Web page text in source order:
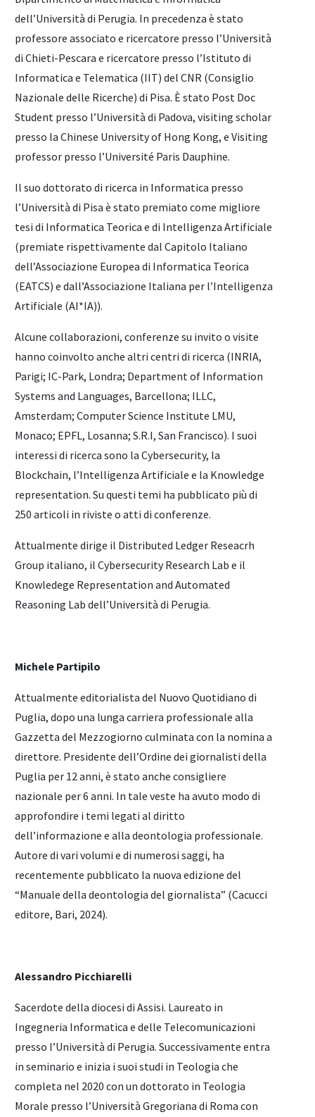
dell’Università di Perugia. In precedenza è stato
professore associato e ricercatore presso l’Università
di Chieti-Pescara e ricercatore presso l’Istituto di
Informatica e Telematica (IIT) del CNR (Consiglio
Nazionale delle Ricerche) di Pisa. È stato Post Doc
Student presso l’Università di Padova, visiting scholar
presso la Chinese University of Hong Kong, e Visiting
professor presso l’Université Paris Dauphine.
Il suo dottorato di ricerca in Informatica presso
l’Università di Pisa è stato premiato come migliore
tesi di Informatica Teorica e di Intelligenza Artificiale
(premiate rispettivamente dal Capitolo Italiano
dell’Associazione Europea di Informatica Teorica
(EATCS) e dall’Associazione Italiana per l’Intelligenza
Artificiale (AI*IA)).
Alcune collaborazioni, conferenze su invito o visite
hanno coinvolto anche altri centri di ricerca (INRIA,
Parigi; IC-Park, Londra; Department of Information
Systems and Languages, Barcellona; ILLC,
Amsterdam; Computer Science Institute LMU,
Monaco; EPFL, Losanna; S.R.I, San Francisco). I suoi
interessi di ricerca sono la Cybersecurity, la
Blockchain, l’Intelligenza Artificiale e la Knowledge
representation. Su questi temi ha pubblicato più di
250 articoli in riviste o atti di conferenze.
Attualmente dirige il Distributed Ledger Reseacrh
Group italiano, il Cybersecurity Research Lab e il
Knowledege Representation and Automated
Reasoning Lab dell’Università di Perugia.
Michele Partipilo
Attualmente editorialista del Nuovo Quotidiano di
Puglia, dopo una lunga carriera professionale alla
Gazzetta del Mezzogiorno culminata con la nomina a
direttore. Presidente dell’Ordine dei giornalisti della
Puglia per 12 anni, è stato anche consigliere
nazionale per 6 anni. In tale veste ha avuto modo di
approfondire i temi legati al diritto
dell’informazione e alla deontologia professionale.
Autore di vari volumi e di numerosi saggi, ha
recentemente pubblicato la nuova edizione del
“Manuale della deontologia del giornalista” (Cacucci
editore, Bari, 2024).
Alessandro Picchiarelli
Sacerdote della diocesi di Assisi. Laureato in
Ingegneria Informatica e delle Telecomunicazioni
presso l’Università di Perugia. Successivamente entra
in seminario e inizia i suoi studi in Teologia che
completa nel 2020 con un dottorato in Teologia
Morale presso l’Università Gregoriana di Roma con